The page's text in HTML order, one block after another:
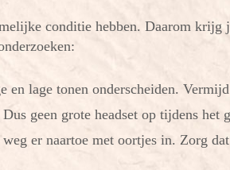
conditie hebben. Daarom krijg
en lage tonen onderscheiden.
geen grote headset op tijdens het
er naartoe met oortjes in. Zorg